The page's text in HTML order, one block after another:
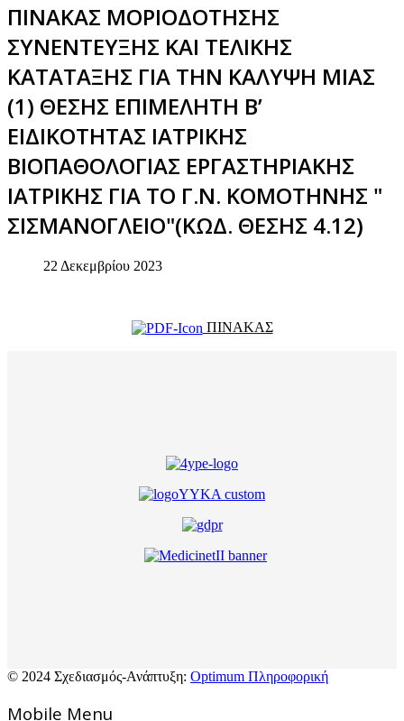
ΠΙΝΑΚΑΣ ΜΟΡΙΟΔΟΤΗΣΗΣ
ΣΥΝΕΝΤΕΥΞΗΣ ΚΑΙ ΤΕΛΙΚΗΣ
ΚΑΤΑΤΑΞΗΣ ΓΙΑ ΤΗΝ ΚΑΛΥΨΗ ΜΙΑΣ
(1) ΘΕΣΗΣ ΕΠΙΜΕΛΗΤΗ Β’
ΕΙΔΙΚΟΤΗΤΑΣ ΙΑΤΡΙΚΗΣ
ΒΙΟΠΑΘΟΛΟΓΙΑΣ ΕΡΓΑΣΤΗΡΙΑΚΗΣ
ΙΑΤΡΙΚΗΣ ΓΙΑ ΤΟ Γ.Ν. ΚΟΜΟΤΗΝΗΣ "
ΣΙΣΜΑΝΟΓΛΕΙΟ"(ΚΩΔ. ΘΕΣΗΣ 4.12)
22 Δεκεμβρίου 2023
ΠΙΝΑΚΑΣ
© 2024 Σχεδιασμός-Ανάπτυξη: Optimum Πληροφορική
Mοbile Menu